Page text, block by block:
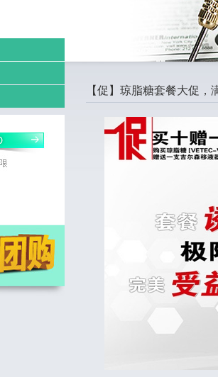
【促】琼脂糖套餐大促，